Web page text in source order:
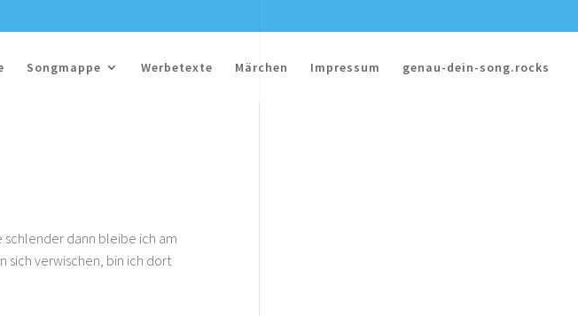
Songmappe Werbetexte Märchen Impressum genau-dein-song.rocks
schlender dann bleibe ich am
sich verwischen, bin ich dort